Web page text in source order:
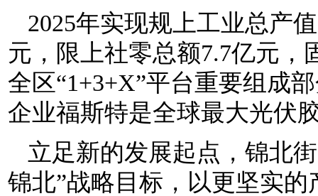
2025年实现规上工业总产
元，限上社零总额7.7亿元，
全区“1+3+X”平台重要组成
企业福斯特是全球最大光伏
立足新的发展起点，锦北
锦北”战略目标，以更坚实